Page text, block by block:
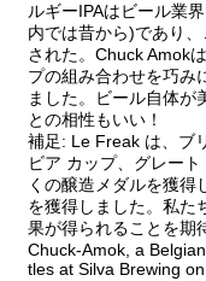
ルギーIPAはビール業
内では昔から)であり
された。Chuck Amok
プの組み合わせを巧み
ました。ビール自体が
との相性もいい！
補足: Le Freak は、ブ
ビア カップ、グレー
くの醸造メダルを獲得
を獲得しました。私た
果が得られることを期
Chuck-Amok, a
tles at Silva Brewing